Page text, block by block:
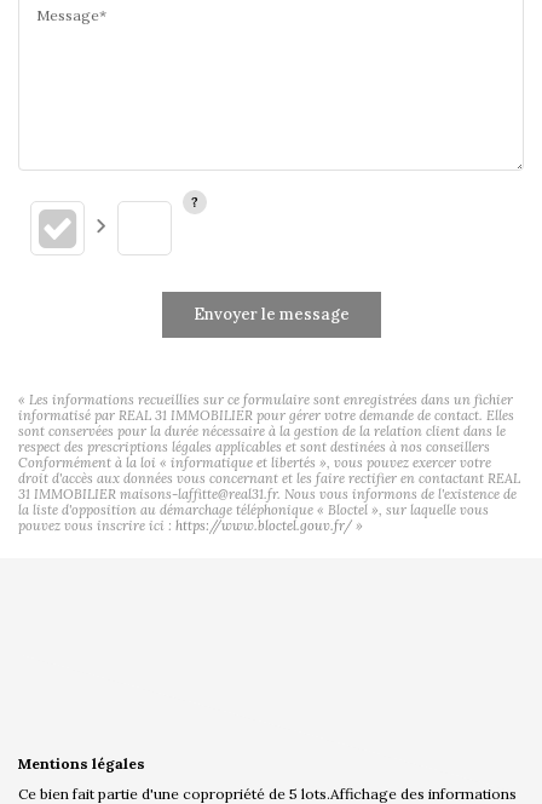
Message*
Envoyer le message
« Les informations recueillies sur ce formulaire sont enregistrées dans un fichier
informatisé par REAL 31 IMMOBILIER pour gérer votre demande de contact. Elles
sont conservées pour la durée nécessaire à la gestion de la relation client dans le
respect des prescriptions légales applicables et sont destinées à nos conseillers
Conformément à la loi « informatique et libertés », vous pouvez exercer votre
droit d'accès aux données vous concernant et les faire rectifier en contactant REAL
31 IMMOBILIER maisons-laffitte@real31.fr. Nous vous informons de l'existence de
la liste d'opposition au démarchage téléphonique « Bloctel », sur laquelle vous
pouvez vous inscrire ici : https://www.bloctel.gouv.fr/ »
Mentions légales
Ce bien fait partie d'une copropriété de 5 lots.Affichage des informations